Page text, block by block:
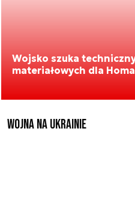
Wojsko szuka
materiałowych dla
Wojna na Ukrainie